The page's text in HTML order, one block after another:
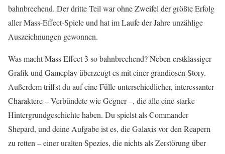
bahnbrechend. Der dritte Teil war ohne Zweifel der größte Erfolg
aller Mass-Effect-Spiele und hat im Laufe der Jahre unzählige
Auszeichnungen gewonnen.
Was macht Mass Effect 3 so bahnbrechend? Neben erstklassiger
Grafik und Gameplay überzeugt es mit einer grandiosen Story.
Außerdem triffst du auf eine Fülle unterschiedlicher, interessanter
Charaktere – Verbündete wie Gegner –, die alle eine starke
Hintergrundgeschichte haben. Du spielst als Commander
Shepard, und deine Aufgabe ist es, die Galaxis vor den Reapern
zu retten – einer uralten Spezies, die nichts als Zerstörung über